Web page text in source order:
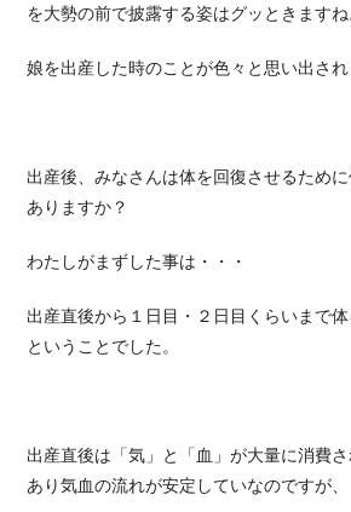
を大勢の前で披露する姿はグッときますね
娘を出産した時のことが色々と思い出され
出産後、みなさんは体を回復させるため
ありますか？
わたしがまずした事は・・・
出産直後から１日目・２日目くらいまで体
ということでした。
出産直後は「気」と「血」が大量に消費
あり気血の流れが安定していなのですが、